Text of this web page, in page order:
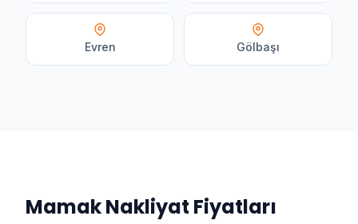
Evren Gölbaşı
MamakNakliyat Fiyatları